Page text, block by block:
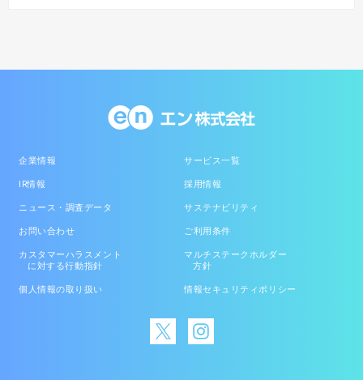
企業情報 サービス一覧
IR情報 採用情報
ニュース・調査データ サステナビリティ
お問い合わせ ご利用条件
カスタマーハラスメント
に対する行動指針
マルチステークホルダー
方針
個人情報の取り扱い 情報セキュリティポリシー